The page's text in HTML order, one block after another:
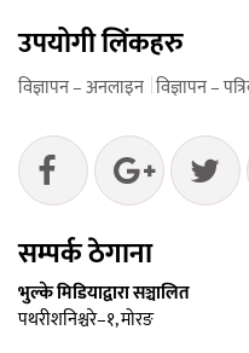
उपयोगी लिंकहरु
विज्ञापन – अनलाइन विज्ञापन –
सम्पर्क ठेगाना
भुल्के मिडियाद्वारा सञ्चालित
पथरीशनिश्चरे–१, मोरङ